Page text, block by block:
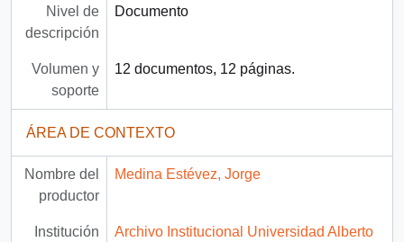
Nivel de
descripción
Documento
Volumen y
soporte
12 documentos, 12 páginas.
ÁREA DE CONTEXTO
Nombre del
productor
Medina Estévez, Jorge
Institución Archivo Institucional Universidad Alberto